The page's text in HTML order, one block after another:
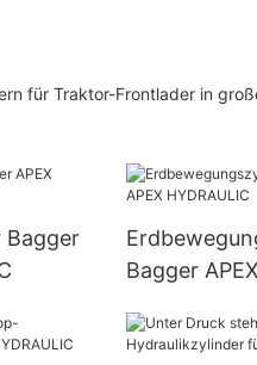
für Traktor-Frontlader in
Bagger